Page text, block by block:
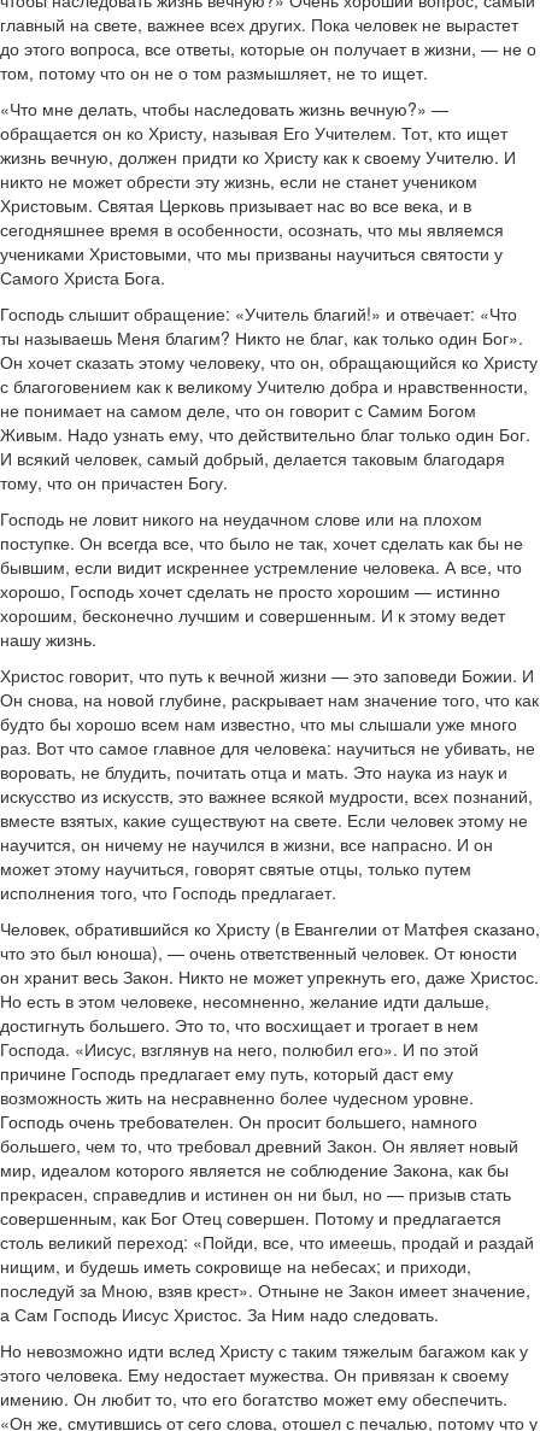
главный на свете, важнее всех других. Пока человек не вырастет
до этого вопроса, все ответы, которые он получает в жизни, — не о
том, потому что он не о том размышляет, не то ищет.
«Что мне делать, чтобы наследовать жизнь вечную?» —
обращается он ко Христу, называя Его Учителем. Тот, кто ищет
жизнь вечную, должен придти ко Христу как к своему Учителю. И
никто не может обрести эту жизнь, если не станет учеником
Христовым. Святая Церковь призывает нас во все века, и в
сегодняшнее время в особенности, осознать, что мы являемся
учениками Христовыми, что мы призваны научиться святости у
Самого Христа Бога.
Господь слышит обращение: «Учитель благий!» и отвечает: «Что
ты называешь Меня благим? Никто не благ, как только один Бог».
Он хочет сказать этому человеку, что он, обращающийся ко Христу
с благоговением как к великому Учителю добра и нравственности,
не понимает на самом деле, что он говорит с Самим Богом
Живым. Надо узнать ему, что действительно благ только один Бог.
И всякий человек, самый добрый, делается таковым благодаря
тому, что он причастен Богу.
Господь не ловит никого на неудачном слове или на плохом
поступке. Он всегда все, что было не так, хочет сделать как бы не
бывшим, если видит искреннее устремление человека. А все, что
хорошо, Господь хочет сделать не просто хорошим — истинно
хорошим, бесконечно лучшим и совершенным. И к этому ведет
нашу жизнь.
Христос говорит, что путь к вечной жизни — это заповеди Божии. И
Он снова, на новой глубине, раскрывает нам значение того, что как
будто бы хорошо всем нам известно, что мы слышали уже много
раз. Вот что самое главное для человека: научиться не убивать, не
воровать, не блудить, почитать отца и мать. Это наука из наук и
искусство из искусств, это важнее всякой мудрости, всех познаний,
вместе взятых, какие существуют на свете. Если человек этому не
научится, он ничему не научился в жизни, все напрасно. И он
может этому научиться, говорят святые отцы, только путем
исполнения того, что Господь предлагает.
Человек, обратившийся ко Христу (в Евангелии от Матфея сказано,
что это был юноша), — очень ответственный человек. От юности
он хранит весь Закон. Никто не может упрекнуть его, даже Христос.
Но есть в этом человеке, несомненно, желание идти дальше,
достигнуть большего. Это то, что восхищает и трогает в нем
Господа. «Иисус, взглянув на него, полюбил его». И по этой
причине Господь предлагает ему путь, который даст ему
возможность жить на несравненно более чудесном уровне.
Господь очень требователен. Он просит большего, намного
большего, чем то, что требовал древний Закон. Он являет новый
мир, идеалом которого является не соблюдение Закона, как бы
прекрасен, справедлив и истинен он ни был, но — призыв стать
совершенным, как Бог Отец совершен. Потому и предлагается
столь великий переход: «Пойди, все, что имеешь, продай и раздай
нищим, и будешь иметь сокровище на небесах; и приходи,
последуй за Мною, взяв крест». Отныне не Закон имеет значение,
а Сам Господь Иисус Христос. За Ним надо следовать.
Но невозможно идти вслед Христу с таким тяжелым багажом как у
этого человека. Ему недостает мужества. Он привязан к своему
имению. Он любит то, что его богатство может ему обеспечить.
«Он же, смутившись от сего слова, отошел с печалью, потому что у